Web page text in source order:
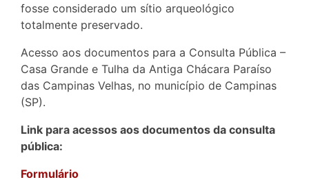
fosse considerado um sítio arqueológico
totalmente preservado.
Acesso aos documentos para a Consulta Pública –
Casa Grande e Tulha da Antiga Chácara Paraíso
das Campinas Velhas, no município de Campinas
(SP).
Link para acessos aos documentos da consulta
pública:
Formulário